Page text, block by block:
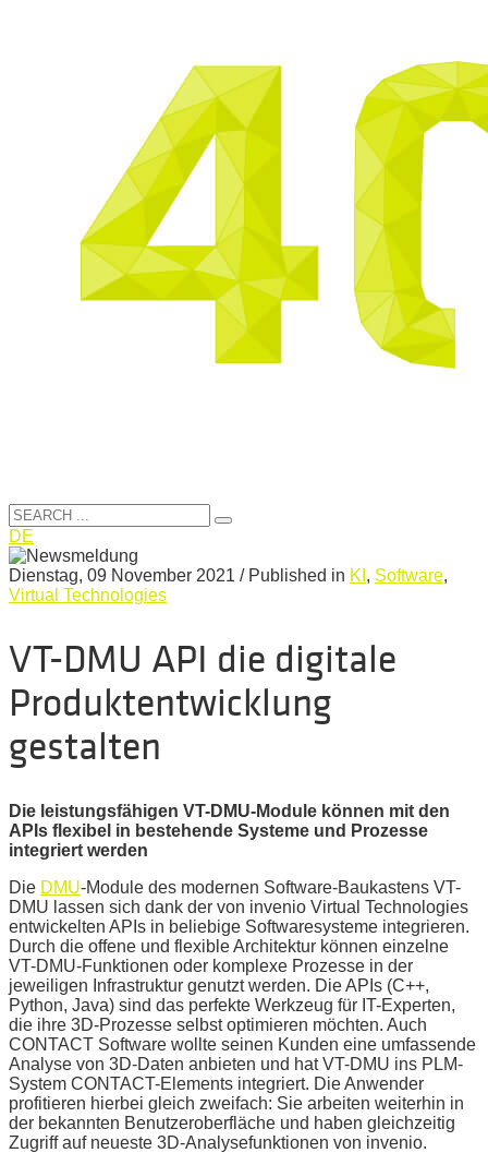
DE
Dienstag, 09 November 2021 / Published in KI , Software,
Virtual Technologies
VT-DMU API die digitale
Produktentwicklung
gestalten
Die leistungsfähigen VT-DMU-Module können mit den
APIs flexibel in bestehende Systeme und Prozesse
integriert werden
Die DMU-Module des modernen Software-Baukastens VT-
DMU lassen sich dank der von invenio Virtual Technologies
entwickelten APIs in beliebige Softwaresysteme integrieren.
Durch die offene und flexible Architektur können einzelne
VT-DMU-Funktionen oder komplexe Prozesse in der
jeweiligen Infrastruktur genutzt werden. Die APIs (C++,
Python, Java) sind das perfekte Werkzeug für IT-Experten,
die ihre 3D-Prozesse selbst optimieren möchten. Auch
CONTACT Software wollte seinen Kunden eine umfassende
Analyse von 3D-Daten anbieten und hat VT-DMU ins PLM-
System CONTACT-Elements integriert. Die Anwender
profitieren hierbei gleich zweifach: Sie arbeiten weiterhin in
der bekannten Benutzeroberfläche und haben gleichzeitig
Zugriff auf neueste 3D-Analysefunktionen von invenio.